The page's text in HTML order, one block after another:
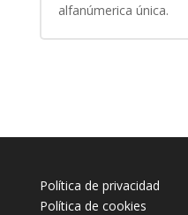
alfanúmerica única.
Política de privacidad
Política de cookies